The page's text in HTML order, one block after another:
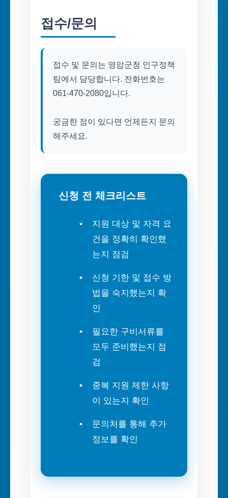
접수/문의
접수 및 문의는 영암군청 인구정책
팀에서 담당합니다. 전화번호는
061-470-2080입니다.
궁금한 점이 있다면 언제든지 문의
해주세요.
신청 전 체크리스트
지원 대상 및 자격 요
건을 정확히 확인했
는지 점검
신청 기한 및 접수 방
법을 숙지했는지 확
인
필요한 구비서류를
모두 준비했는지 점
검
중복 지원 제한 사항
이 있는지 확인
문의처를 통해 추가
정보를 확인